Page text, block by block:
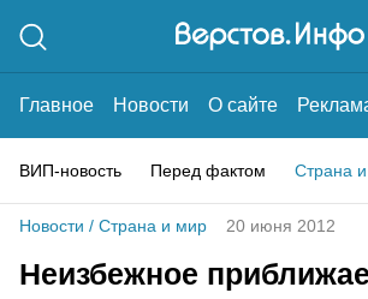
Главное Новости О сайте
ВИП-новость Перед фактом Страна
Новости / Страна и мир 20 июня 2012
Неизбежное